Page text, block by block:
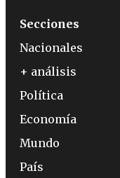
Secciones
Nacionales
+ análisis
Política
Economía
Mundo
País